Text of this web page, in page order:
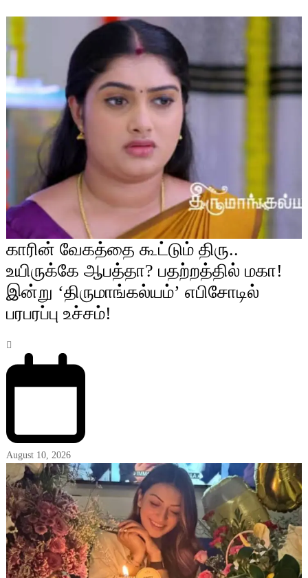
காரின் வேகத்தை கூட்டும் திரு..
உயிருக்கே ஆபத்தா? பதற்றத்தில் மகா!
இன்று ‘திருமாங்கல்யம்’ எபிசோடில்
பரபரப்பு உச்சம்!
August 10, 2026